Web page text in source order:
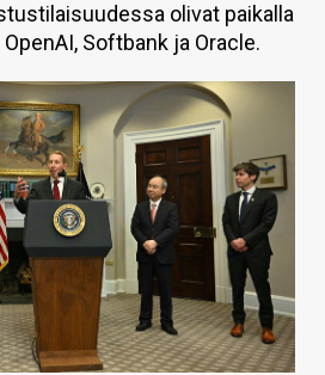
olivat paikalla
Softbank ja Oracle.